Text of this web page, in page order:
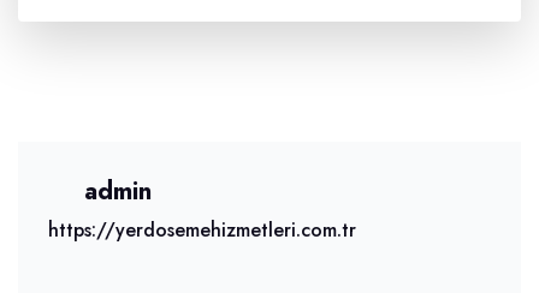
admin
https://yerdosemehizmetleri.com.tr